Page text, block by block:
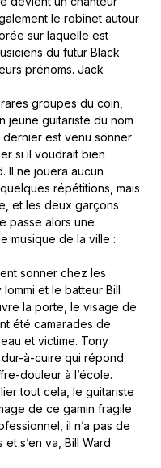
le robinet autour
sur laquelle est
du futur Black
prénoms. Jack
groupes du coin,
jeune guitariste du nom
est venu sonner
si il voudrait bien
Il ne jouera aucun
répétitions, mais
et les deux garçons
passe alors une
musique de la ville :
sonner chez les
et le batteur Bill
la porte, le visage de
été camarades de
et victime. Tony
à-cuire qui répond
douleur à l’école.
tout cela, le guitariste
de ce gamin fragile
il n’a pas de
s’en va, Bill Ward